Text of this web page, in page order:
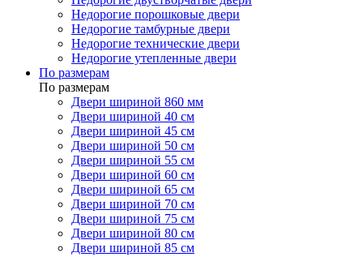
Недорогие порошковые двери
Недорогие тамбурные двери
Недорогие технические двери
Недорогие утепленные двери
По размерам
По размерам
Двери шириной 860 мм
Двери шириной 40 см
Двери шириной 45 см
Двери шириной 50 см
Двери шириной 55 см
Двери шириной 60 см
Двери шириной 65 см
Двери шириной 70 см
Двери шириной 75 см
Двери шириной 80 см
Двери шириной 85 см